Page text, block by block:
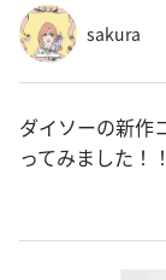
sakura
ダイソーの新作
ってみました！！